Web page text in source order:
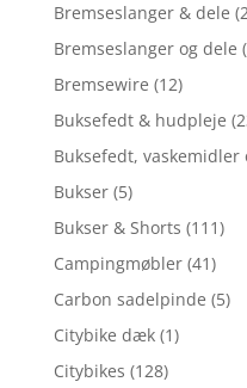
Bremseslanger & dele
Bremseslanger og dele
Bremsewire (12)
Buksefedt & hudpleje
Buksefedt,
Bukser (5)
Bukser & Shorts (111)
Campingmøbler (41)
Carbon sadelpinde (5)
Citybike dæk (1)
Citybikes (128)